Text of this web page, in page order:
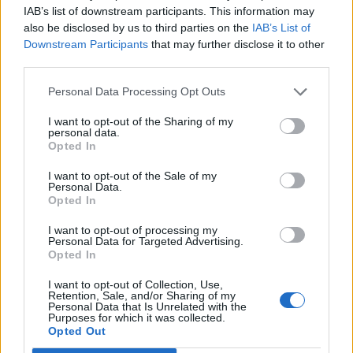
IAB’s list of downstream participants. This information may
also be disclosed by us to third parties on the IAB’s List of
Downstream Participants that may further disclose it to other
Personal Data Processing Opt Outs
I want to opt-out of the Sharing of my
personal data.
Opted In
I want to opt-out of the Sale of my
Personal Data.
Opted In
I want to opt-out of processing my
Personal Data for Targeted Advertising.
Opted In
I want to opt-out of Collection, Use,
Retention, Sale, and/or Sharing of my
Personal Data that Is Unrelated with the
Purposes for which it was collected.
Opted Out
Deseu el meu nom, el correu electrònic i el lloc web en
aquest navegador per a la propera vegada que comenti.
Captcha7 * 2 = ?